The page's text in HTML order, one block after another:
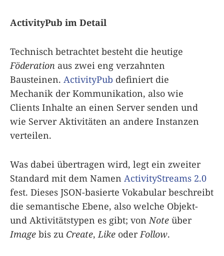
ActivityPub im Detail
Technisch betrachtet besteht die heutige
Föderation aus zwei eng verzahnten
Bausteinen. ActivityPub definiert die
Mechanik der Kommunikation, also wie
Clients Inhalte an einen Server senden und
wie Server Aktivitäten an andere Instanzen
verteilen.
Was dabei übertragen wird, legt ein zweiter
Standard mit dem Namen ActivityStreams 2.0
fest. Dieses JSON-basierte Vokabular beschreibt
die semantische Ebene, also welche Objekt-
und Aktivitätstypen es gibt; von Note über
Image bis zu Create, Like oder Follow.